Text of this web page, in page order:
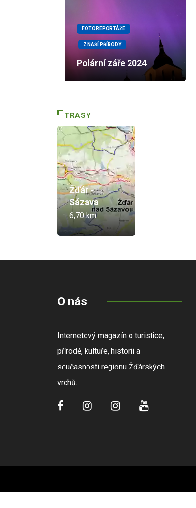
FOTOREPORTÁŽE
Z NAŠÍ PŘÍRODY
Polární záře 2024
TRASY
Žďár -
Sázava
6,70 km
O nás
Internetový magazín o turistice,
přírodě, kultuře, historii a
současnosti regionu Žďárských
vrchů.